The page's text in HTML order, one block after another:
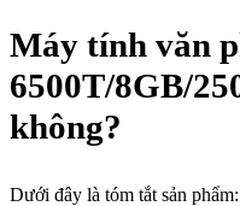
Máy tính văn
6500T/8GB/
không?
Dưới đây là tóm tắt sản phẩm: